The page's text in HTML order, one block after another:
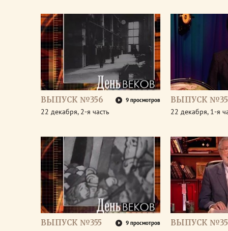
ВЫПУСК №356 9 просмотров
22 декабря, 2-я часть
ВЫПУСК
22 декабря, 1-я
ВЫПУСК №355 9 просмотров ВЫПУСК